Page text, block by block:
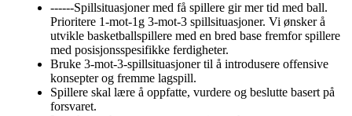
------Spillsituasjoner med få spillere gir mer tid med ball.
Prioritere 1-mot-1g 3-mot-3 spillsituasjoner. Vi ønsker å
utvikle basketballspillere med en bred base fremfor spillere
med posisjonsspesifikke ferdigheter.
Bruke 3-mot-3-spillsituasjoner til å introdusere offensive
konsepter og fremme lagspill.
Spillere skal lære å oppfatte, vurdere og beslutte basert på
forsvaret.